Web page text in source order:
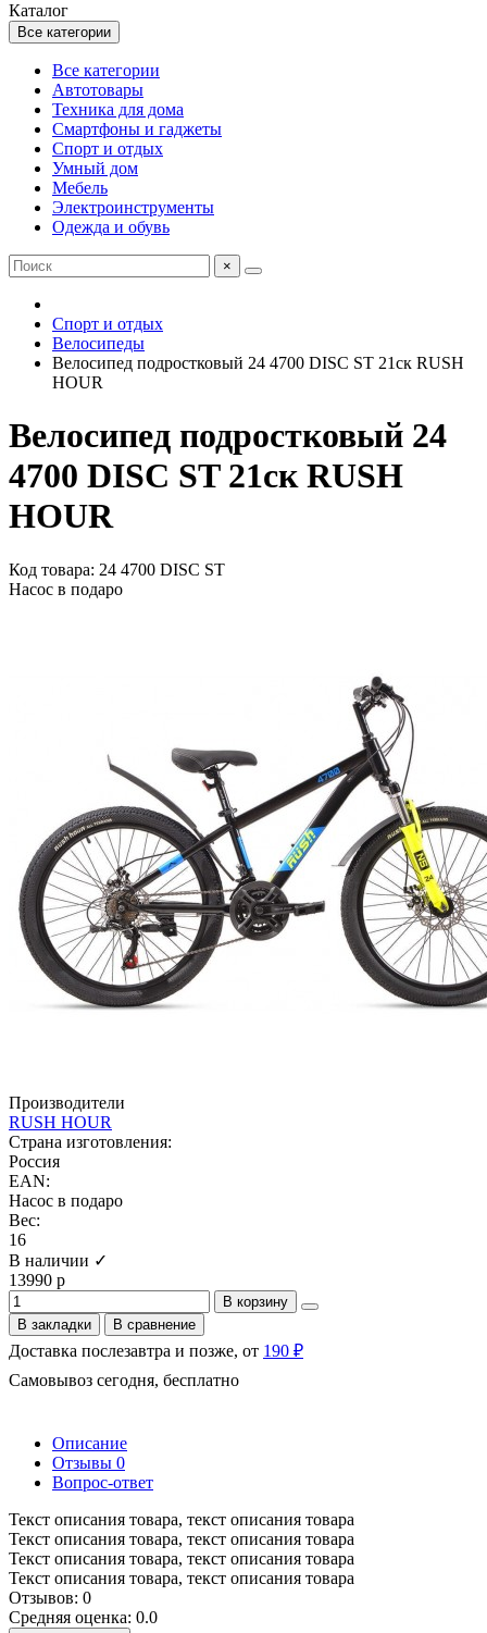
Каталог
Все категории
Все категории
Автотовары
Техника для дома
Смартфоны и гаджеты
Спорт и отдых
Умный дом
Мебель
Электроинструменты
Одежда и обувь
×
Спорт и отдых
Велосипеды
Велосипед подростковый 24 4700 DISC ST 21ск RUSH
HOUR
Велосипед подростковый 24
4700 DISC ST 21ск RUSH
HOUR
Код товара: 24 4700 DISC ST
Насос в подаро
Производители
RUSH HOUR
Страна изготовления:
Россия
EAN:
Насос в подаро
Вес:
16
В наличии ✓
13990 р
В корзину
В закладки
В сравнение
Доставка послезавтра и позже, от 190 ₽
Самовывоз сегодня, бесплатно
Описание
Отзывы 0
Вопрос-ответ
Текст описания товара, текст описания товара
Текст описания товара, текст описания товара
Текст описания товара, текст описания товара
Текст описания товара, текст описания товара
Отзывов: 0
Средняя оценка: 0.0